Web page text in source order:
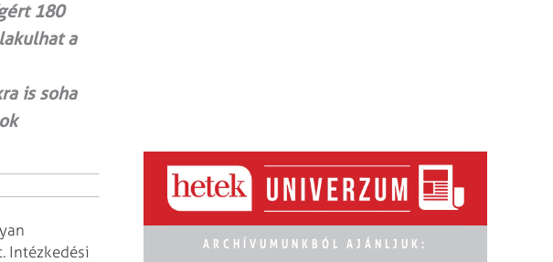
180
a
is soha
Intézkedési
ARCHÍVUMUNKBÓL AJÁNLJUK: